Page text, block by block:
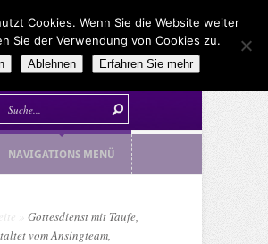
NAVIGATIONS MENÜ
Gottesdienst mit Taufe,
vom Ansingteam,
Cookies. Wenn Sie die Website weiter
Sie der Verwendung von Cookies zu.
Ablehnen Erfahren Sie mehr